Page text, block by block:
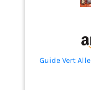
Guide Vert